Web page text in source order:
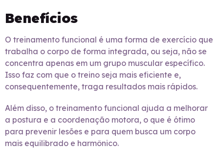
Benefícios
O treinamento funcional é uma forma de exercício que
trabalha o corpo de forma integrada, ou seja, não se
concentra apenas em um grupo muscular específico.
Isso faz com que o treino seja mais eficiente e,
consequentemente, traga resultados mais rápidos.
Além disso, o treinamento funcional ajuda a melhorar
a postura e a coordenação motora, o que é ótimo
para prevenir lesões e para quem busca um corpo
mais equilibrado e harmônico.